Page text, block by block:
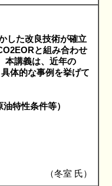
した改良技術が確立
と組み合わせ
本講義は、近年の
体的な事例を挙げて
特性条件等）
（冬室 氏）